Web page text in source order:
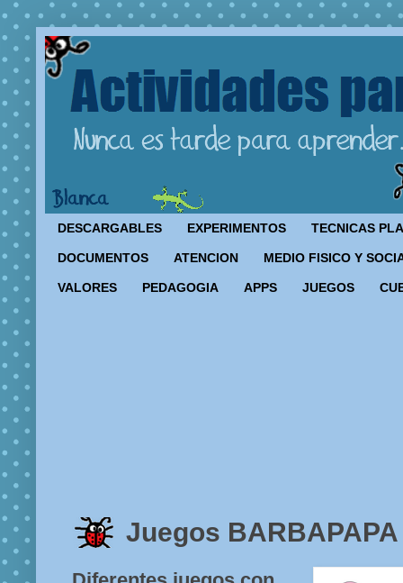
DESCARGABLES EXPERIMENTOS TECNICAS
DOCUMENTOS ATENCION MEDIO FISICO Y
VALORES PEDAGOGIA APPS JUEGOS
Juegos BARBAPAPA